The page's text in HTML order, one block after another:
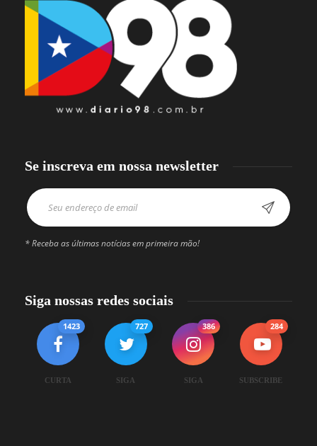
Se inscreva em nossa newsletter
* Receba as últimas notícias em primeira mão!
Siga nossas redes sociais
1423
CURTA
727
SIGA
386
SIGA
284
SUBSCRIBE